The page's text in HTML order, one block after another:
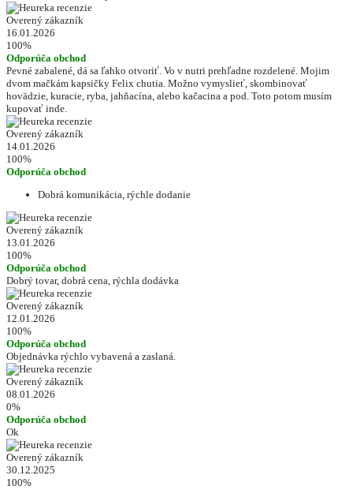
Overený zákazník
16.01.2026
100%
Odporúča obchod
Pevné zabalené, dá sa ľahko otvoriť. Vo v nutri prehľadne rozdelené. Mojim
dvom mačkám kapsičky Felix chutia. Možno vymyslieť, skombinovať
hovädzie, kuracie, ryba, jahňacína, alebo kačacina a pod. Toto potom musím
kupovať inde.
Overený zákazník
14.01.2026
100%
Odporúča obchod
Dobrá komunikácia, rýchle dodanie
Overený zákazník
13.01.2026
100%
Odporúča obchod
Dobrý tovar, dobrá cena, rýchla dodávka
Overený zákazník
12.01.2026
100%
Odporúča obchod
Objednávka rýchlo vybavená a zaslaná.
Overený zákazník
08.01.2026
0%
Odporúča obchod
Ok
Overený zákazník
30.12.2025
100%